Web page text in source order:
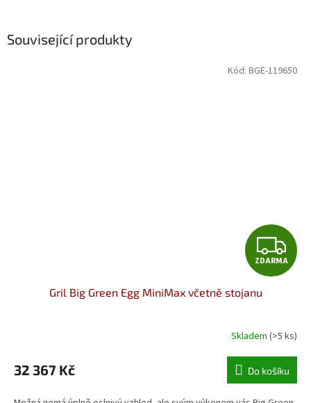
Související produkty
Z
D
R
M
A
ZDARMA
Gril Big Green Egg MiniMax včetně stojanu
Skladem (>5 ks)
32 367 Kč Do košíku
Kód: BGE-119650